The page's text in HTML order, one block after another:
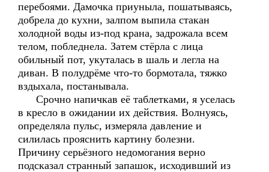
перебоями. Дамочка приуныла, пошатываясь,
добрела до кухни, залпом выпила стакан
холодной воды из-под крана, задрожала всем
телом, побледнела. Затем стёрла с лица
обильный пот, укуталась в шаль и легла на
диван. В полудрёме что-то бормотала, тяжко
вздыхала, постанывала.
Срочно напичкав её таблетками, я уселась
в кресло в ожидании их действия. Волнуясь,
определяла пульс, измеряла давление и
силилась прояснить картину болезни.
Причину серьёзного недомогания верно
подсказал странный запашок, исходивший из